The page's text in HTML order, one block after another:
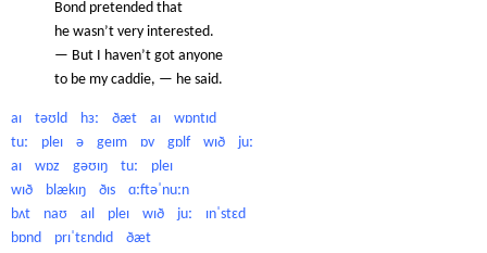
Bond pretended that
he wasn’t very interested.
— But I haven’t got anyone
to be my caddie, — he said.
aɪ təʊld hɜː ðæt aɪ wɒntɪd
tuː pleɪ ə geɪm ɒv gɒlf wɪð juː
aɪ wɒz gəʊɪŋ tuː pleɪ
wɪð blækɪŋ ðɪs ɑːftəˈnuːn
bʌt naʊ aɪl pleɪ wɪð juː ɪnˈstɛd
bɒnd prɪˈtɛndɪd ðæt